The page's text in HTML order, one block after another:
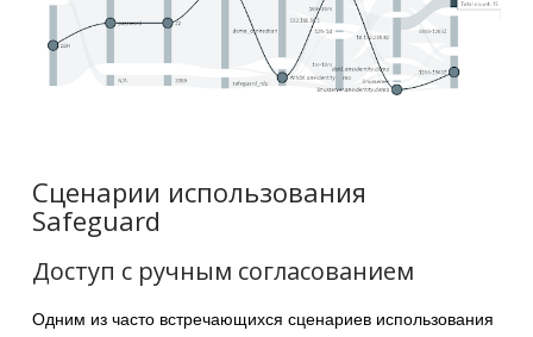
Сценарии использования
Safeguard
Доступ с ручным согласованием
Одним из часто встречающихся сценариев использования